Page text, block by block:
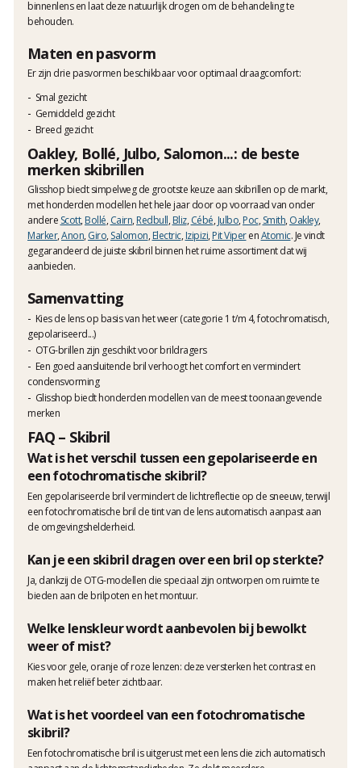
binnenlens en laat deze natuurlijk drogen om de behandeling te
behouden.
Maten en pasvorm
Er zijn drie pasvormen beschikbaar voor optimaal draagcomfort:
Smal gezicht
Gemiddeld gezicht
Breed gezicht
Oakley, Bollé, Julbo, Salomon...: de beste
merken skibrillen
Glisshop biedt simpelweg de grootste keuze aan skibrillen op de markt,
met honderden modellen het hele jaar door op voorraad van onder
andere Scott, Bollé, Cairn, Redbull, Bliz, Cébé, Julbo, Poc, Smith, Oakley,
Marker,Anon, Giro, Salomon, Electric, Izipizi, Pit ViperenAtomic. Je vindt
gegarandeerd de juiste skibril binnen het ruime assortiment dat wij
aanbieden.
Samenvatting
Kies de lens op basis van het weer (categorie 1 t/m 4, fotochromatisch,
gepolariseerd...)
OTG-brillen zijn geschikt voor brildragers
Een goed aansluitende bril verhoogt het comfort en vermindert
condensvorming
Glisshop biedt honderden modellen van de meest toonaangevende
merken
FAQ – Skibril
Wat is het verschil tussen een gepolariseerde en
een fotochromatische skibril?
Een gepolariseerde bril vermindert de lichtreflectie op de sneeuw, terwijl
een fotochromatische bril de tint van de lens automatisch aanpast aan
de omgevingshelderheid.
Kan je een skibril dragen over een bril op sterkte?
Ja, dankzij de OTG-modellen die speciaal zijn ontworpen om ruimte te
bieden aan de brilpoten en het montuur.
Welke lenskleur wordt aanbevolen bij bewolkt
weer of mist?
Kies voor gele, oranje of roze lenzen: deze versterken het contrast en
maken het reliëf beter zichtbaar.
Wat is het voordeel van een fotochromatische
skibril?
Een fotochromatische bril is uitgerust met een lens die zich automatisch